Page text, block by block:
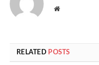
Website
RELATED POSTS